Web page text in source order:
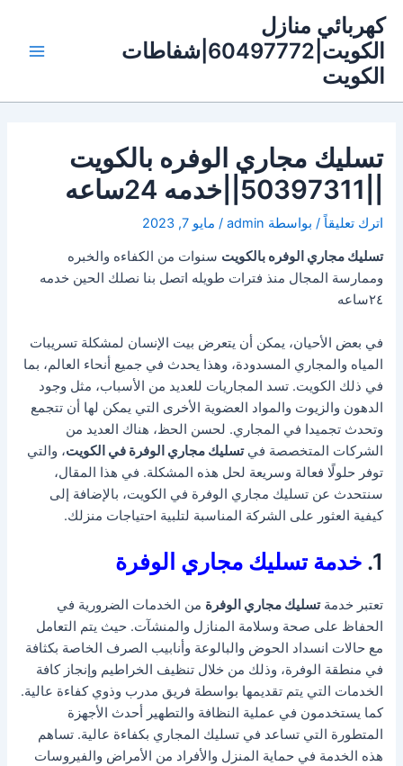
المحتوى
كهربائي منازل
الكويت|60497772|شفاطات
الكويت
تسليك مجاري الوفره بالكويت
اترك تعليقاً / بواسطة admin
/ مايو 7, 2023
تسليك مجاري الوفره بالكويت سنوات من الكفاءه والخبره
وممارسة المجال منذ فترات طويله اتصل بنا نصلك الحين خدمه
٢٤ساعه
في بعض الأحيان، يمكن أن يتعرض بيت الإنسان لمشكلة تسريبات
المياه والمجاري المسدودة، وهذا يحدث في جميع أنحاء العالم، بما
في ذلك الكويت. تسد المجاريات للعديد من الأسباب، مثل وجود
الدهون والزيوت والمواد العضوية الأخرى التي يمكن لها أن تتجمع
وتحدث تجميدا في المجاري. لحسن الحظ، هناك العديد من
الشركات المتخصصة فيتسليك مجاري الوفرة في الكويت، والتي
توفر حلولًا فعالة وسريعة لحل هذه المشكلة. في هذا المقال،
سنتحدث عن تسليك مجاري الوفرة في الكويت، بالإضافة إلى
كيفية العثور على الشركة المناسبة لتلبية احتياجات منزلك.
1. خدمة تسليك مجاري الوفرة
تعتبر خدمةتسليك مجاري الوفرة من الخدمات الضرورية في
الحفاظ على صحة وسلامة المنازل والمنشآت. حيث يتم التعامل
مع حالات انسداد الحوض والبالوعة وأنابيب الصرف الخاصة بكثافة
في منطقة الوفرة، وذلك من خلال تنظيف الخراطيم وإنجاز كافة
الخدمات التي يتم تقديمها بواسطة فريق مدرب وذوي كفاءة عالية.
كما يستخدمون في عملية النظافة والتطهير أحدث الأجهزة
المتطورة التي تساعد في تسليك المجاري بكفاءة عالية. تساهم
هذه الخدمة في حماية المنزل والأفراد من الأمراض والفيروسات